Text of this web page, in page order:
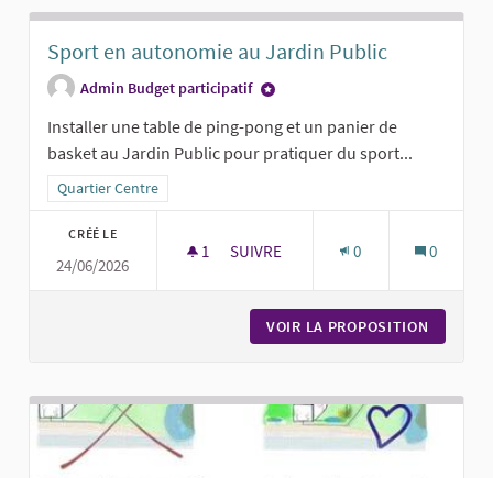
Sport en autonomie au Jardin Public
Admin Budget participatif
Installer une table de ping-pong et un panier de
basket au Jardin Public pour pratiquer du sport...
Filtrer les résultats pour le secteur : Quartier Centre
Quartier Centre
CRÉÉ LE
24/06/2026
1 1 ABONNÉ
SUIVRE 0 0
VOIR LA PROPOSITION